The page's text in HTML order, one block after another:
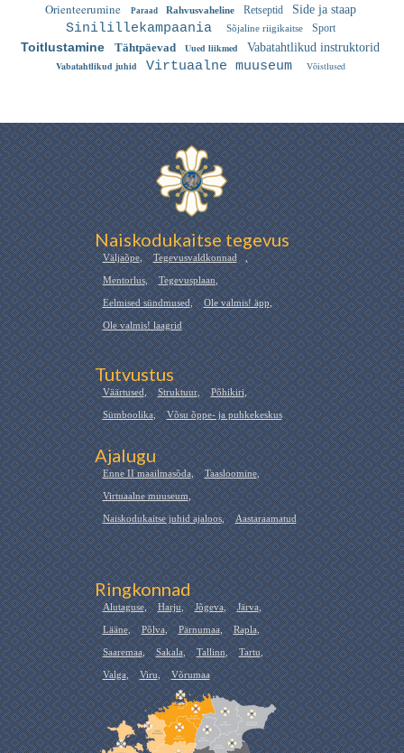
Orienteerumine Paraad Rahvusvaheline Retseptid Side ja staap
Sinilillekampaania Sõjaline riigikaitse Sport
Toitlustamine Tähtpäevad Uued liikmed Vabatahtlikud instruktorid
Vabatahtlikud juhid Virtuaalne muuseum Võistlused
Naiskodukaitse tegevus
Väljaõpe, Tegevusvaldkonnad ,
Mentorlus, Tegevusplaan,
Eelmised sündmused, Ole valmis! äpp,
Ole valmis! laagrid
Tutvustus
Väärtused, Struktuur, Põhikiri,
Sümboolika, Võsu õppe- ja puhkekeskus
Ajalugu
Enne II maailmasõda, Taasloomine,
Virtuaalne muuseum,
Naiskodukaitse juhid ajaloos, Aastaraamatud
Ringkonnad
Alutaguse, Harju, Jõgeva, Järva,
Lääne, Põlva, Pärnumaa, Rapla,
Saaremaa, Sakala, Tallinn, Tartu,
Valga, Viru, Võrumaa